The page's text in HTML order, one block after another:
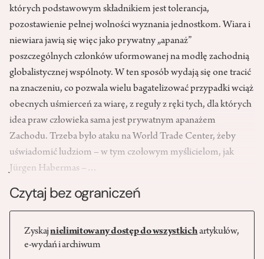
których podstawowym składnikiem jest tolerancja,
pozostawienie pełnej wolności wyznania jednostkom. Wiara i
niewiara jawią się więc jako prywatny „apanaż”
poszczególnych członków uformowanej na modłę zachodnią
globalistycznej wspólnoty. W ten sposób wydają się one tracić
na znaczeniu, co pozwala wielu bagatelizować przypadki wciąż
obecnych uśmierceń za wiarę, z reguły z ręki tych, dla których
idea praw człowieka sama jest prywatnym apanażem
Zachodu. Trzeba było ataku na World Trade Center, żeby
uświadomić ludziom – w tym czołowym myślicielom, jak
Jürgen Habermas –…
Czytaj bez ograniczeń
Zyskajnielimitowany dostęp do wszystkichartykułów,
e-wydań i archiwum